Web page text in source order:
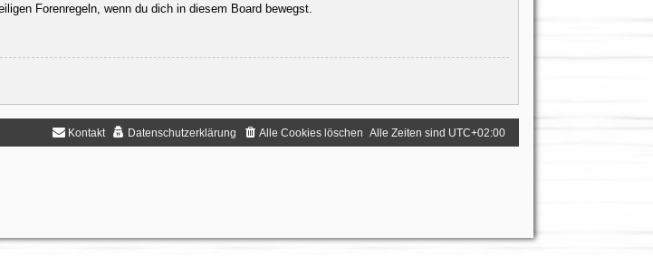
Forenregeln, wenn du dich in diesem Board bewegst.
Alle Zeiten sind UTC+02:00
Alle Cookies löschen
Datenschutzerklärung
Kontakt